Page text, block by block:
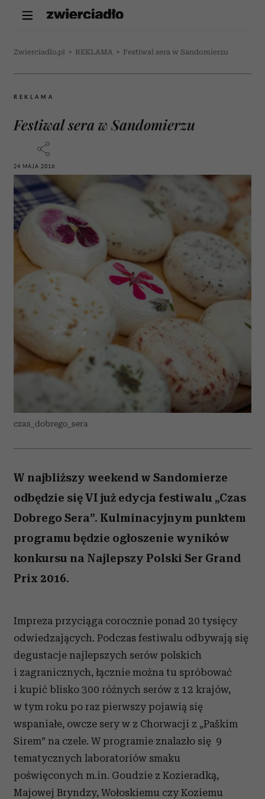
Zwierciadlo.pl > REKLAMA > Festiwal sera w Sandomierzu
REKLAMA
Festiwal sera w Sandomierzu
24 MAJA 2016
czas_dobrego_sera
W najbliższy weekend w Sandomierze
odbędzie się VI już edycja festiwalu „Czas
Dobrego Sera”. Kulminacyjnym punktem
programu będzie ogłoszenie wyników
konkursu na Najlepszy Polski Ser Grand
Prix 2016.
Impreza przyciąga corocznie ponad 20 tysięcy
odwiedzających. Podczas festiwalu odbywają się
degustacje najlepszych serów polskich
i zagranicznych, łącznie można tu spróbować
i kupić blisko 300 różnych serów z 12 krajów,
w tym roku po raz pierwszy pojawią się
wspaniałe, owcze sery w z Chorwacji z „Paškim
Sirem” na czele. W programie znalazło się 9
tematycznych laboratoriów smaku
poświęconych m.in. Goudzie z Kozieradką,
Majowej Bryndzy, Wołoskiemu czy Koziemu